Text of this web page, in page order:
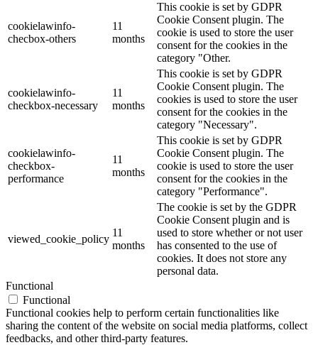
cookielawinfo-
checbox-others
11
months
This cookie is set by GDPR
Cookie Consent plugin. The
cookie is used to store the user
consent for the cookies in the
category "Other.
cookielawinfo-
checkbox-necessary
11
months
This cookie is set by GDPR
Cookie Consent plugin. The
cookies is used to store the user
consent for the cookies in the
category "Necessary".
cookielawinfo-
checkbox-
performance
11
months
This cookie is set by GDPR
Cookie Consent plugin. The
cookie is used to store the user
consent for the cookies in the
category "Performance".
viewed_cookie_policy
11
months
The cookie is set by the GDPR
Cookie Consent plugin and is
used to store whether or not user
has consented to the use of
cookies. It does not store any
personal data.
Functional
Functional
Functional cookies help to perform certain functionalities like
sharing the content of the website on social media platforms, collect
feedbacks, and other third-party features.